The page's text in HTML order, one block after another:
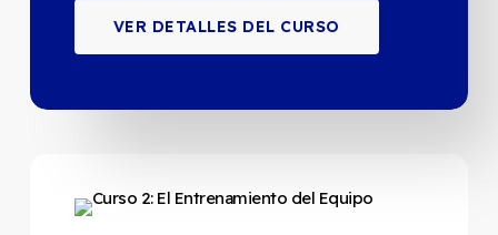
VER DETALLES DEL CURSO